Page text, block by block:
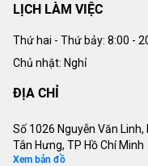
LỊCH LÀM VIỆC
Thứ hai - Thứ bảy: 8:00 -
Chủ nhật: Nghỉ
ĐỊA CHỈ
Số 1026 Nguyễn Văn
Tân Hưng, TP Hồ Chí Minh
Xem bản đồ